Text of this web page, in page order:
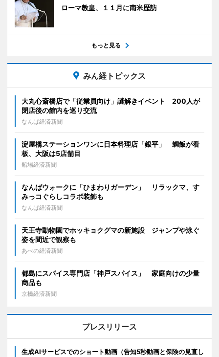
ローマ教皇、１１月に南米歴訪
もっと見る
みん経トピックス
大丸心斎橋店で「従業員向け」謎解きイベント 200人が
閉店後の館内を巡り交流
なんば経済新聞
淀屋橋ステーションワンに日本料理店「銀平」 鯛飯が看
板、大阪は5店舗目
船場経済新聞
なんばウォークに「ひまわりガーデン」 リラックマ、す
みっコぐらしコラボ装飾も
なんば経済新聞
天王寺動物園でホッキョクグマの新施設 ジャンプや泳ぐ
姿を間近で観察も
あべの経済新聞
都島にスパイス専門店「神戸スパイス」 家庭向けの少量
商品も
京橋経済新聞
プレスリリース
生成AIサービスでのショート動画（告知5秒動画と保険の見直し